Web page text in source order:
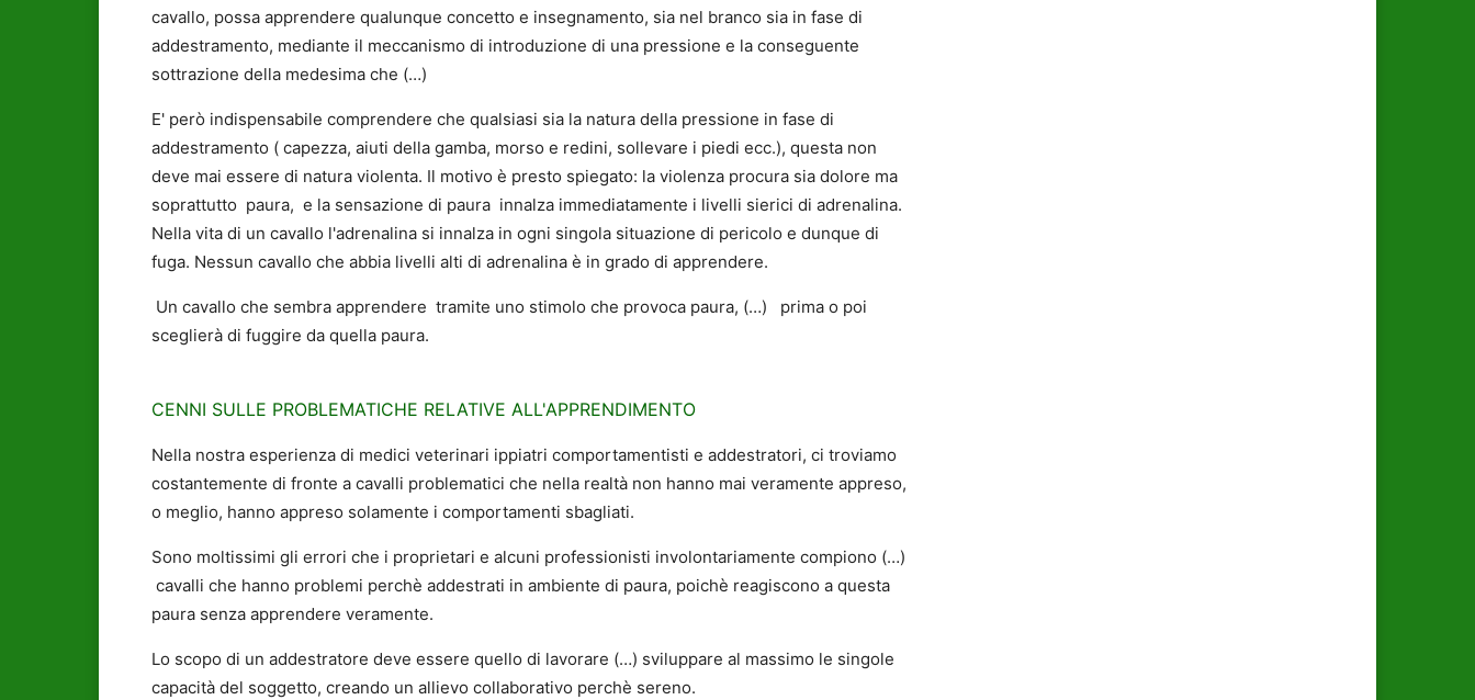
cavallo, possa apprendere qualunque concetto e insegnamento, sia nel branco sia in fase di
addestramento, mediante il meccanismo di introduzione di una pressione e la conseguente
sottrazione della medesima che (…)
E' però indispensabile comprendere che qualsiasi sia la natura della pressione in fase di
addestramento ( capezza, aiuti della gamba, morso e redini, sollevare i piedi ecc.), questa non
deve mai essere di natura violenta. Il motivo è presto spiegato: la violenza procura sia dolore ma
soprattutto paura, e la sensazione di paura innalza immediatamente i livelli sierici di adrenalina.
Nella vita di un cavallo l'adrenalina si innalza in ogni singola situazione di pericolo e dunque di
fuga. Nessun cavallo che abbia livelli alti di adrenalina è in grado di apprendere.
Un cavallo che sembra apprendere tramite uno stimolo che provoca paura, (…) prima o poi
sceglierà di fuggire da quella paura.
CENNI SULLE PROBLEMATICHE RELATIVE ALL'APPRENDIMENTO
Nella nostra esperienza di medici veterinari ippiatri comportamentisti e addestratori, ci troviamo
costantemente di fronte a cavalli problematici che nella realtà non hanno mai veramente appreso,
o meglio, hanno appreso solamente i comportamenti sbagliati.
Sono moltissimi gli errori che i proprietari e alcuni professionisti involontariamente compiono (…)
cavalli che hanno problemi perchè addestrati in ambiente di paura, poichè reagiscono a questa
paura senza apprendere veramente.
Lo scopo di un addestratore deve essere quello di lavorare (…) sviluppare al massimo le singole
capacità del soggetto, creando un allievo collaborativo perchè sereno.